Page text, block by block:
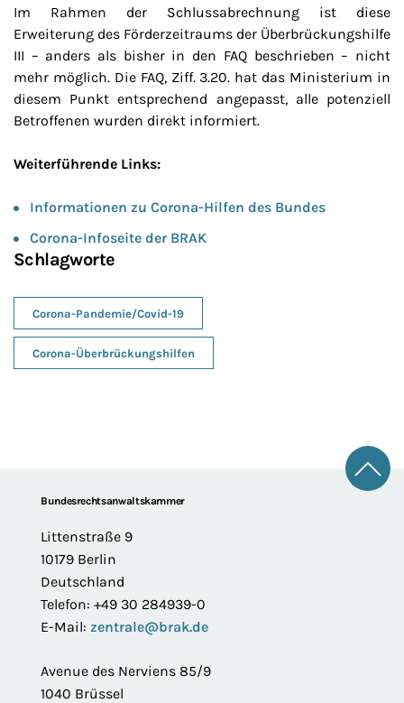
Im Rahmen der Schlussabrechnung ist diese
Erweiterung des Förderzeitraums der Überbrückungshilfe
III – anders als bisher in den FAQ beschrieben – nicht
mehr möglich. Die FAQ, Ziff. 3.20. hat das Ministerium in
diesem Punkt entsprechend angepasst, alle potenziell
Betroffenen wurden direkt informiert.
Weiterführende Links:
Informationen zu Corona-Hilfen des Bundes
Corona-Infoseite der BRAK
Schlagworte
Corona-Pandemie/Covid-19
Corona-Überbrückungshilfen
FooterBundesrechtsanwaltskammer
Littenstraße 9
10179 Berlin
Deutschland
Telefon: +49 30 284939-0
E-Mail: zentrale@brak.de
Avenue des Nerviens 85/9
1040 Brüssel